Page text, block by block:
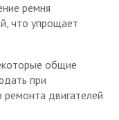
ремня
что упрощает
общие
при
ремонта двигателей